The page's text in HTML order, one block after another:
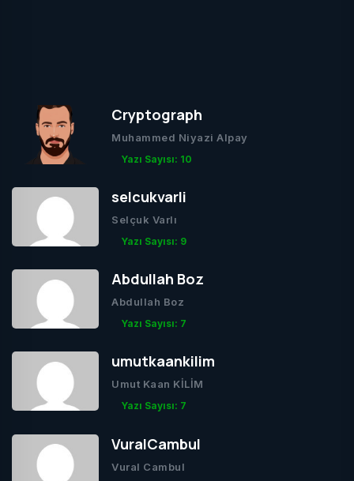
Cryptograph
Muhammed Niyazi Alpay
Yazı Sayısı: 10
selcukvarli
Selçuk Varlı
Yazı Sayısı: 9
Abdullah Boz
Abdullah Boz
Yazı Sayısı: 7
umutkaankilim
Umut Kaan KİLİM
Yazı Sayısı: 7
VuralCambul
Vural Cambul